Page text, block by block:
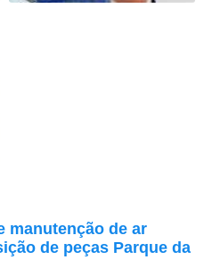
manutenção de ar
de peças Parque da